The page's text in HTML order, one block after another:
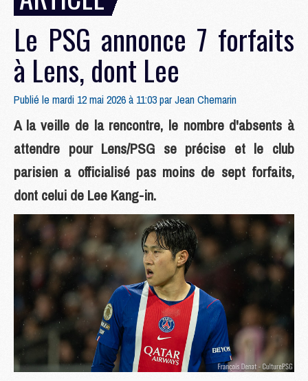
Le PSG annonce 7 forfaits
à Lens, dont Lee
Publié le mardi 12 mai 2026 à 11:03 parJean Chemarin
A la veille de la rencontre, le nombre d'absents à
attendre pour Lens/PSG se précise et le club
parisien a officialisé pas moins de sept forfaits,
dont celui de Lee Kang-in.